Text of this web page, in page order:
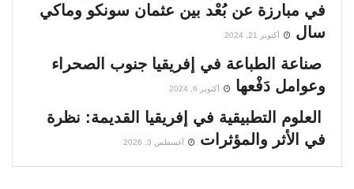
في مبارزة عن بُعْد بين عثمان سونكو وماكي
سال
أكتوبر 21, 2024
صناعة الطباعة في إفريقيا جنوب الصحراء
وعوامل دَفْعها
أكتوبر 6, 2024
العلوم التطبيقية في إفريقيا القديمة: نظرة
في الأثر والمؤثرات
أغسطس 3, 2026